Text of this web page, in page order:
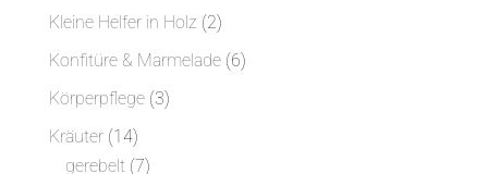
Produkte
Kleine Helfer in Holz 22
Produkte
Konfitüre & Marmelade 66
Körperpflege 33
Kräuter 1414
Produkte
gerebelt 77